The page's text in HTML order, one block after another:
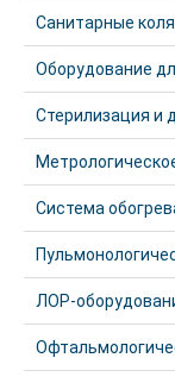
Санитарные
Оборудование
Стерилизация и
Система
ЛОР-